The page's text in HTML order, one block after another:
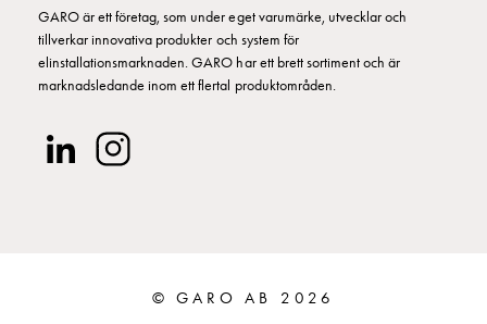
GARO är ett företag, som under eget varumärke, utvecklar och
tillverkar innovativa produkter och system för
elinstallationsmarknaden. GARO har ett brett sortiment och är
marknadsledande inom ett flertal produktområden.
© GARO AB 2026